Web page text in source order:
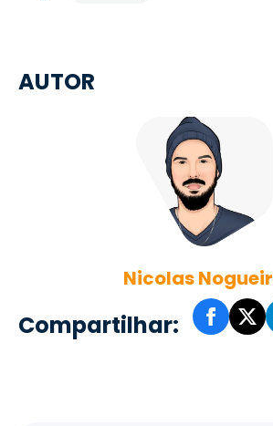
AUTOR
Nicolas
Compartilhar: